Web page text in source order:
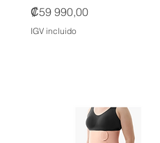
Precio
₡59 990,00
IGV incluido